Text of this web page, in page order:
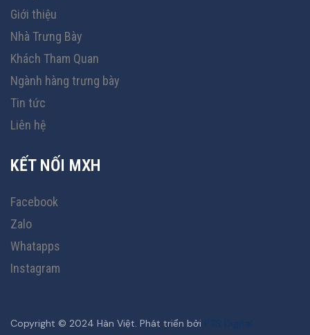
Giới thiệu
Nhà Trưng Bày
Khách Tham Quan
Ngành hàng trưng bày
Tin tức
Liên hệ
KẾT NỐI MXH
Facebook
Zalo
Whatapps
Instagram
Copyright © 2024 Hàn Việt. Phát triển bởi